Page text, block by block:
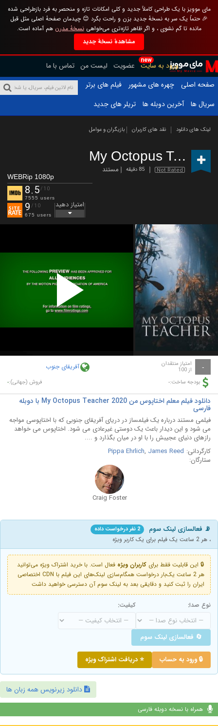
مای موویز با یک طراحی کاملاً جدید و کلی امکانات تازه و منحصر به فرد بازطراحی شده
🎉 حتماً یک سر به نسخهٔ جدید بزن و راحت بگرد 😊 چیدمان صفحهٔ اصلی مثل قبل
مانده تا گم نشوی ، و اگر ظاهر تازه‌تری می‌خواهینسخهٔ مدرن هم آماده است.
مشاهدهٔ نسخهٔ جدید
new
ورود به سایت عضویت لیست من تماس با ما
صفحه اصلی
چهره های مشهور
فیلم های برتر
سریال ها
آخرین دوبله ها تریلر های جدید
لینک های دانلود نقد های کاربران بازیگران و عوامل
My Octopus Teacher
Not Rated 85 دقیقه مستند
WEBRip 1080p
8.5/10
7555 users
9 /10
675 users
امتیاز دهید
Play
Video
- امتیاز منتقدان
از 100 آفریقای جنوب
بودجه ساخت:- فروش (جهانی):-
دانلود فیلم معلم اختاپوس من My Octopus Teacher 2020 با دوبله
فارسی
فیلمی مستند درباره یک فیلمساز در دریای آفریقای جنوبی که با اختاپوسی مواجه
می شود و این دیدار باعث یک دوستی غیرعادی می شود. اختاپوس می خواهد
رازهای دنیای عجیبش را با او در میان بگذارد و ....
کارگردانی:
Pippa Ehrlich, James Reed
ستارگان:
Craig Foster
📡 فعالسازی لینک سوم 2 نفر درخواست داده
، هر 2 ساعت یک فیلم برای یک کاربر ویژه
🔒 این قابلیت فقط برای کاربران ویژه فعال است. با خرید اشتراک ویژه می‌توانید
هر 2 ساعت یک‌بار درخواست همگام‌سازی لینک‌های این فیلم با CDN اختصاصی
ایران را ثبت کنید و دقایقی بعد به لینک سوم آن دسترسی خواهید داشت
نوع صدا: کیفیت:
🔄 فعالسازی لینک سوم
🔒 ورود به حساب ⭐ دریافت اشتراک ویژه
دانلود زیرنویس همه زبان ها
همراه با نسخه دوبله فارسی